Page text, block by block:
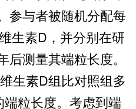
参与者被随机分配每
生素D，并分别在研
测量其端粒长度。
素D组比对照组多
粒长度。考虑到端